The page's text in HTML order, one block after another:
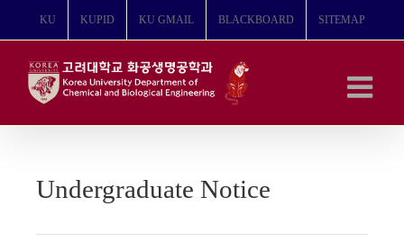
뛰
KU KUPID KU GMAIL BLACKBOARD SITEMAP
Undergraduate Notice